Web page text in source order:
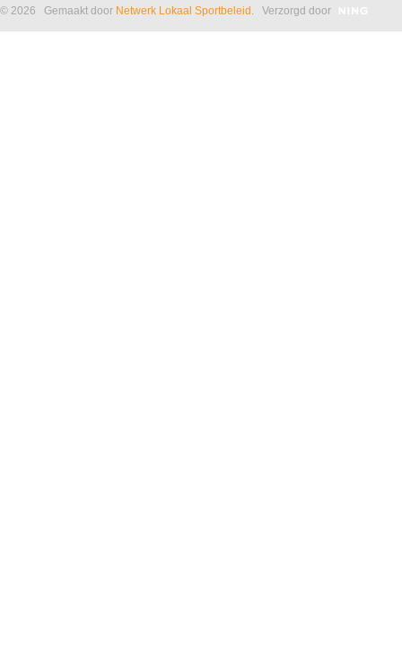
© 2026 Gemaakt door Netwerk Lokaal Sportbeleid . Verzorgd door